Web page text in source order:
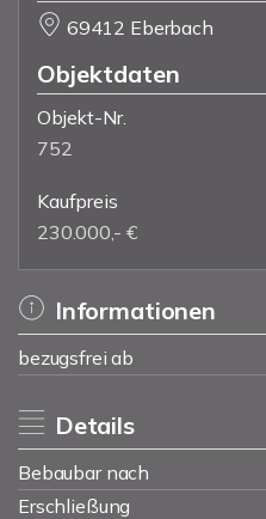
69412 Eberbach
Objektdaten
Objekt-Nr.
752
Kaufpreis
230.000,- €
Informationen
bezugsfrei ab
Details
Bebaubar nach
Erschließung